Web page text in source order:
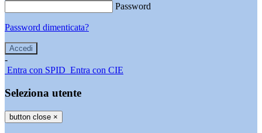
Password
Password dimenticata?
-
Entra con SPID Entra con CIE
Seleziona utente
button close ×